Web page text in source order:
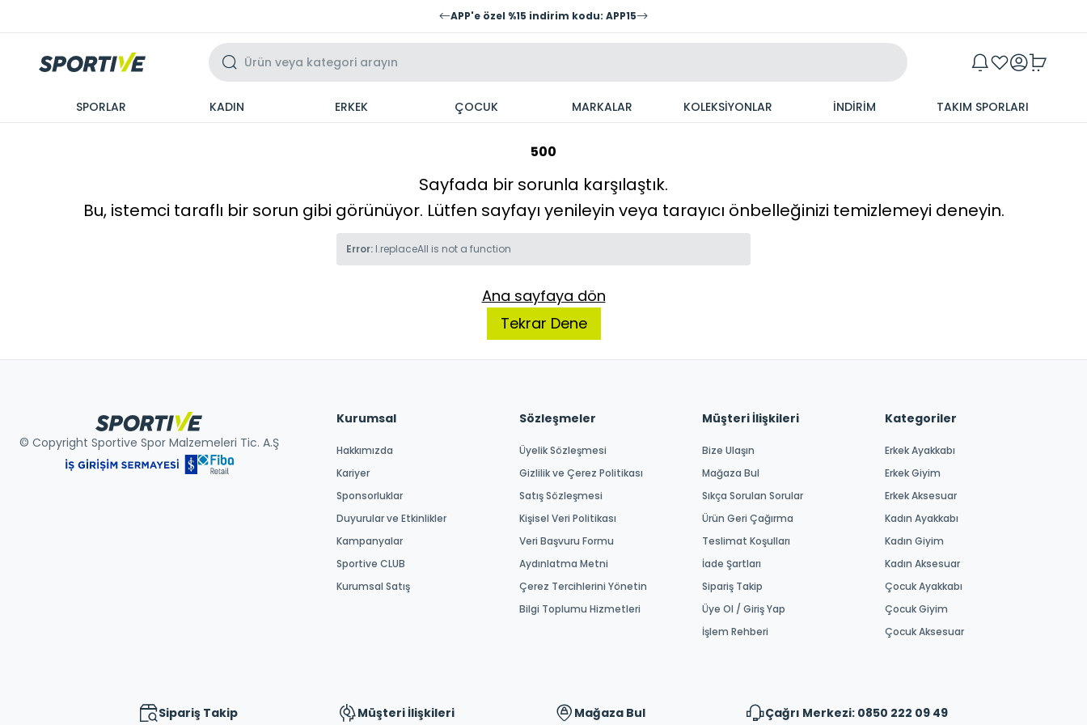
APP'e özel %15 indirim kodu: APP15
SPORLAR KADIN ERKEK ÇOCUK MARKALAR KOLEKSİYONLAR İNDİRİM TAKIM SPORLARI
500
Sayfada bir sorunla karşılaştık.
Bu, istemci taraflı bir sorun gibi görünüyor. Lütfen sayfayı yenileyin veya tarayıcı önbelleğinizi temizlemeyi deneyin.
Error: l.replaceAll is not a function
Ana sayfaya dön
Tekrar Dene
© Copyright Sportive Spor Malzemeleri Tic. A.Ş
Kurumsal
Hakkımızda
Kariyer
Sponsorluklar
Duyurular ve Etkinlikler
Kampanyalar
Sportive CLUB
Kurumsal Satış
Sözleşmeler
Üyelik Sözleşmesi
Gizlilik ve Çerez Politikası
Satış Sözleşmesi
Kişisel Veri Politikası
Veri Başvuru Formu
Aydınlatma Metni
Çerez Tercihlerini Yönetin
Bilgi Toplumu Hizmetleri
Müşteri İlişkileri
Bize Ulaşın
Mağaza Bul
Sıkça Sorulan Sorular
Ürün Geri Çağırma
Teslimat Koşulları
İade Şartları
Sipariş Takip
Üye Ol / Giriş Yap
İşlem Rehberi
Kategoriler
Erkek Ayakkabı
Erkek Giyim
Erkek Aksesuar
Kadın Ayakkabı
Kadın Giyim
Kadın Aksesuar
Çocuk Ayakkabı
Çocuk Giyim
Çocuk Aksesuar
Sipariş Takip Müşteri İlişkileri Mağaza Bul Çağrı Merkezi: 0850 222 09 49